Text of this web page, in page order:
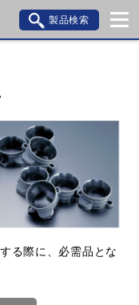
製品検索
ます。
る際に、必需品とな